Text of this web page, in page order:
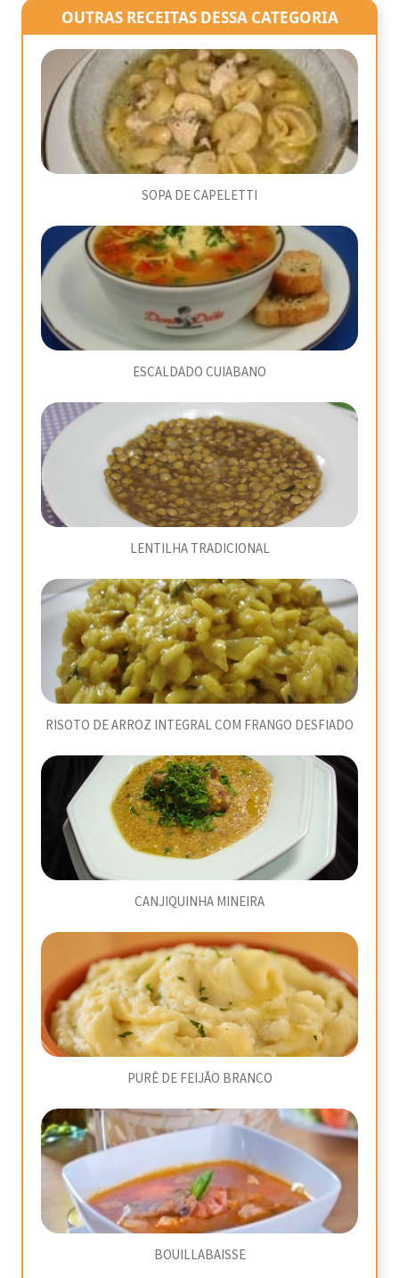
OUTRAS RECEITAS DESSA CATEGORIA
SOPA DE CAPELETTI
ESCALDADO CUIABANO
LENTILHA TRADICIONAL
RISOTO DE ARROZ INTEGRAL COM FRANGO DESFIADO
CANJIQUINHA MINEIRA
PURÊ DE FEIJÃO BRANCO
BOUILLABAISSE